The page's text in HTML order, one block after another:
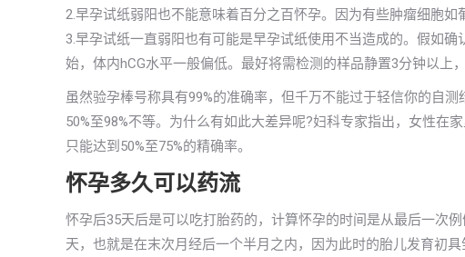
2.早孕试纸弱阳也不能意味着百分之百怀孕。因为有些肿瘤细胞如
3.早孕试纸一直弱阳也有可能是早孕试纸使用不当造成的。假如
始，体内hCG水平一般偏低。最好将需检测的样品静置3分钟以上
虽然验孕棒号称具有99%的准确率，但千万不能过于轻信你的自
50%至98%不等。为什么有如此大差异呢?妇科专家指出，女性在
只能达到50%至75%的精确率。
怀孕多久可以药流
怀孕后35天后是可以吃打胎药的，计算怀孕的时间是从最后一次
天，也就是在末次月经后一个半月之内，因为此时的胎儿发育初